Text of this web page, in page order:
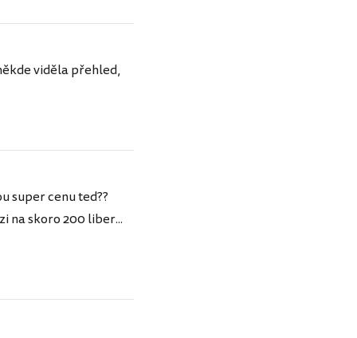
viděla přehled,
super cenu ted??
na skoro 200 liber...